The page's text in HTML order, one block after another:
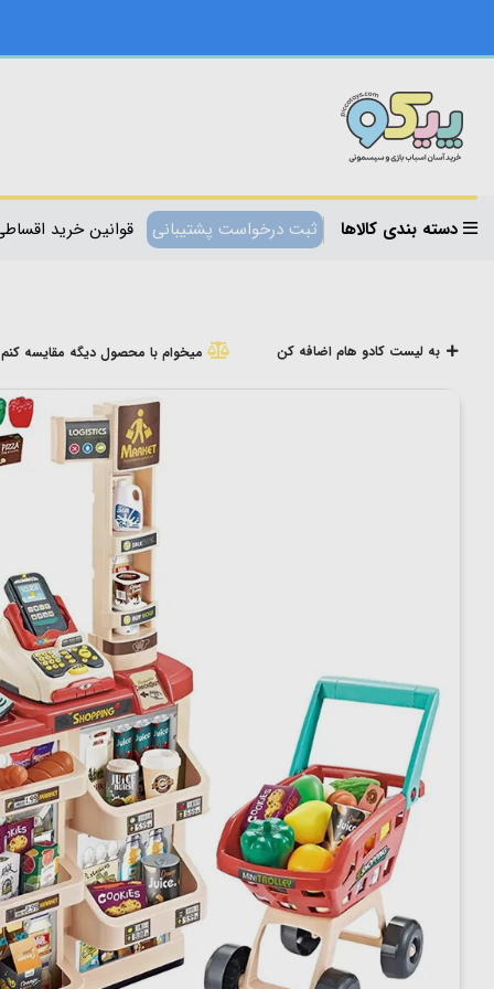
دسته بندی کالاها ثبت درخواست پشتیبانی قوانین خرید
به لیست کادو هام اضافه کن میخوام با محصول دیگه مقایسه